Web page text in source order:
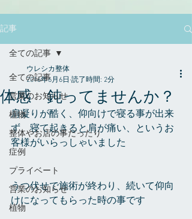
記事
全ての記事
営業のお知らせ
植物
整体やお店の事だったり
症例
プライベート
営業のお知らせ
植物
全ての記事
体感 鈍ってませんか？
ウレシカ整体
2016年6月6日 読了時間: 2分
肩凝りが酷く、仰向けで寝る事が出来
ず、寝て起きると肩が痛い、というお
客様がいらっしゃいました
うつ伏せで施術が終わり、続いて仰向
けになってもらった時の事です